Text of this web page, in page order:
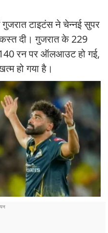
टाइटंस ने चेन्नई सुपर
दी। गुजरात के 229
रन पर ऑलआउट हो गई,
हो गया है।